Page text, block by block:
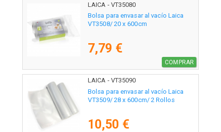
LAICA - VT35080
Bolsa para envasar al vacío Laica
VT3508/ 20 x 600cm
7,79 €
COMPRAR
LAICA - VT35090
Bolsa para envasar al vacío Laica
VT3509/ 28 x 600cm/ 2 Rollos
10,50 €